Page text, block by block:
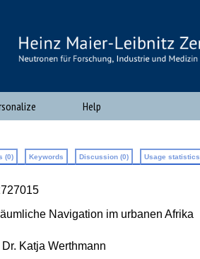
Help
(0) Keywords Discussion (0) Usage statistics
Navigation im urbanen Afrika
Katja Werthmann